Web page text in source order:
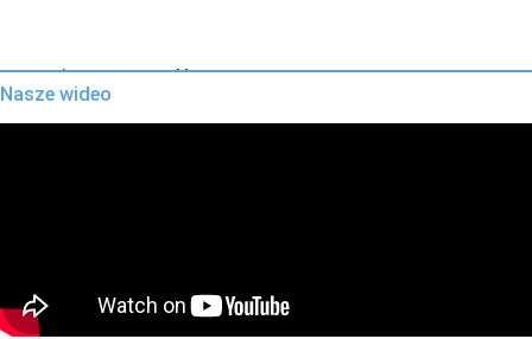
Zagrożona prywatność w Internecie
Nasze wideo